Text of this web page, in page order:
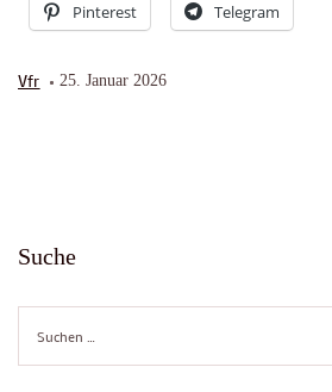
Pinterest Telegram
Vfr 25. Januar 2026
Suche
nach: